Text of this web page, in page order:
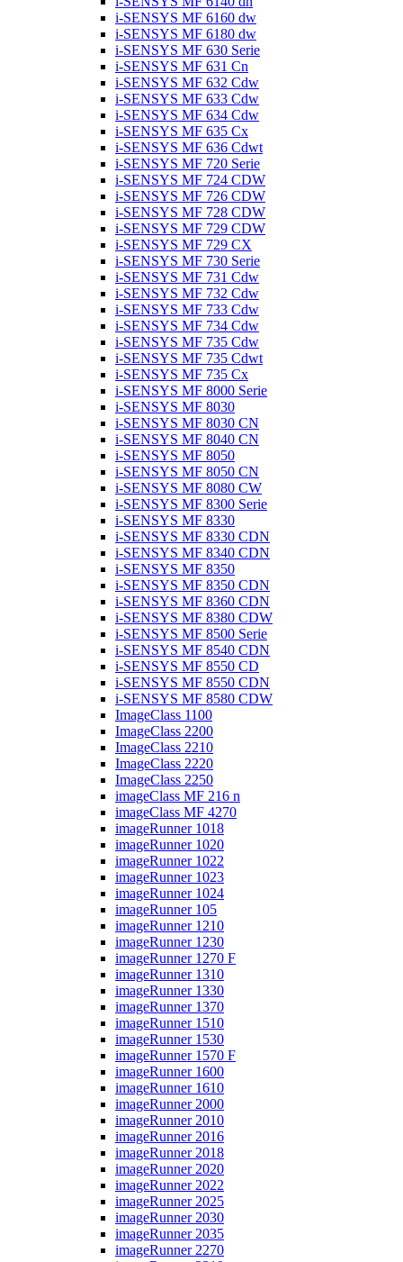
i-SENSYS MF 6160 dw
i-SENSYS MF 6180 dw
i-SENSYS MF 630 Serie
i-SENSYS MF 631 Cn
i-SENSYS MF 632 Cdw
i-SENSYS MF 633 Cdw
i-SENSYS MF 634 Cdw
i-SENSYS MF 635 Cx
i-SENSYS MF 636 Cdwt
i-SENSYS MF 720 Serie
i-SENSYS MF 724 CDW
i-SENSYS MF 726 CDW
i-SENSYS MF 728 CDW
i-SENSYS MF 729 CDW
i-SENSYS MF 729 CX
i-SENSYS MF 730 Serie
i-SENSYS MF 731 Cdw
i-SENSYS MF 732 Cdw
i-SENSYS MF 733 Cdw
i-SENSYS MF 734 Cdw
i-SENSYS MF 735 Cdw
i-SENSYS MF 735 Cdwt
i-SENSYS MF 735 Cx
i-SENSYS MF 8000 Serie
i-SENSYS MF 8030
i-SENSYS MF 8030 CN
i-SENSYS MF 8040 CN
i-SENSYS MF 8050
i-SENSYS MF 8050 CN
i-SENSYS MF 8080 CW
i-SENSYS MF 8300 Serie
i-SENSYS MF 8330
i-SENSYS MF 8330 CDN
i-SENSYS MF 8340 CDN
i-SENSYS MF 8350
i-SENSYS MF 8350 CDN
i-SENSYS MF 8360 CDN
i-SENSYS MF 8380 CDW
i-SENSYS MF 8500 Serie
i-SENSYS MF 8540 CDN
i-SENSYS MF 8550 CD
i-SENSYS MF 8550 CDN
i-SENSYS MF 8580 CDW
ImageClass 1100
ImageClass 2200
ImageClass 2210
ImageClass 2220
ImageClass 2250
imageClass MF 216 n
imageClass MF 4270
imageRunner 1018
imageRunner 1020
imageRunner 1022
imageRunner 1023
imageRunner 1024
imageRunner 105
imageRunner 1210
imageRunner 1230
imageRunner 1270 F
imageRunner 1310
imageRunner 1330
imageRunner 1370
imageRunner 1510
imageRunner 1530
imageRunner 1570 F
imageRunner 1600
imageRunner 1610
imageRunner 2000
imageRunner 2010
imageRunner 2016
imageRunner 2018
imageRunner 2020
imageRunner 2022
imageRunner 2025
imageRunner 2030
imageRunner 2035
imageRunner 2270